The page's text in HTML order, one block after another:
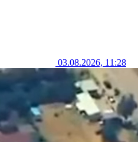
03.08.2026, 11:28